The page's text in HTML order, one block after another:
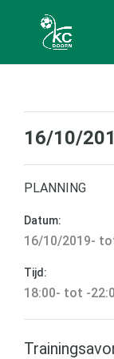
16/10/
PLANNING
Datum:
16/10/2019-
Tijd:
18:00- tot -